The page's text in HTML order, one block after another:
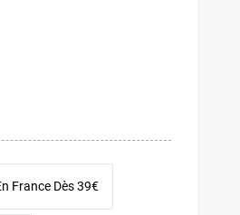
France Dès 39€